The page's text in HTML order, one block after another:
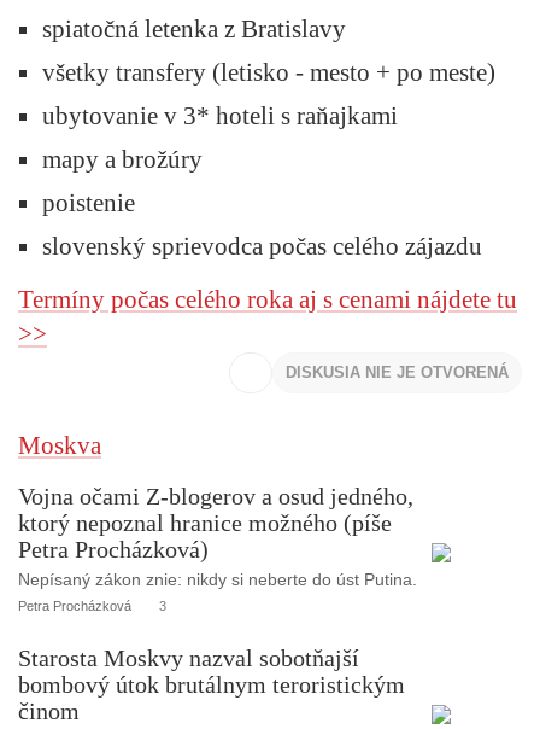
spiatočná letenka z Bratislavy
všetky transfery (letisko - mesto + po meste)
ubytovanie v 3* hoteli s raňajkami
mapy a brožúry
poistenie
slovenský sprievodca počas celého zájazdu
Termíny počas celého roka aj s cenami nájdete tu
>>
DISKUSIA NIE JE OTVORENÁ
Moskva
Vojna očami Z-blogerov a osud jedného,
ktorý nepoznal hranice možného (píše
Petra Procházková)
Nepísaný zákon znie: nikdy si neberte do úst Putina.
Petra Procházková 3
Starosta Moskvy nazval sobotňajší
bombový útok brutálnym teroristickým
činom